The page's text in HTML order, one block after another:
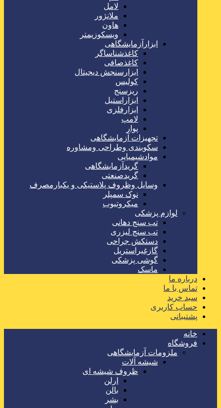
لامل
ملانژور
هاون
ویسکوزیمتر
ابزارآزمایشگاهی
کاغذشناساگر
کاغذصافی
ابزارسنجش دیجیتال
کولیس
ریزسنج
ابزاراستیل
ابزارفلزی
لامپ
پوار
تجهیزات آزمایشگاهی
سکوبندی وطراحی ومشاوره
موادشیمیایی
گریدآزمایشگاهی
گریدصنعتی
وسایل وظروف پلاستیکی و یکبارمصرف
نوک سمپلر
میکروتیوب
لوازم پزشکی
تب سنج دهانی
تب سنج لیزری
دستکش جراحی
گازغیراستریل
گوشی پزشکی
ماسک
درباره ما
تماس با ما
سبد خرید
حساب کاربری
پشتیبانی
خانه
فروشگاه
ملزومات آزمایشگاهی
شیشه آلات
ظروف شیشه ای
ارلن
بالن
بشر